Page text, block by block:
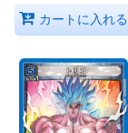
カートに入れる